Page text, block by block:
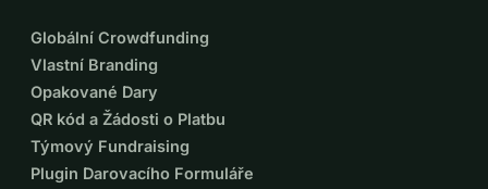
Globální Crowdfunding
Vlastní Branding
Opakované Dary
QR kód a Žádosti o Platbu
Týmový Fundraising
Plugin Darovacího Formuláře